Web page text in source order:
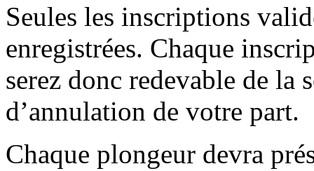
Seules les inscriptions
enregistrées. Chaque
serez donc redevable de la
d’annulation de votre part.
Chaque plongeur devra